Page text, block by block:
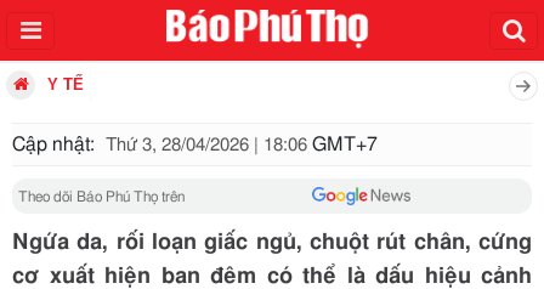
Y TẾ
Cập nhật: Thứ 3, 28/04/2026 | 18:06 GMT+7
Theo dõi Báo Phú Thọ trên
Ngứa da, rối loạn giấc ngủ, chuột rút chân, cứng
cơ xuất hiện ban đêm có thể là dấu hiệu cảnh